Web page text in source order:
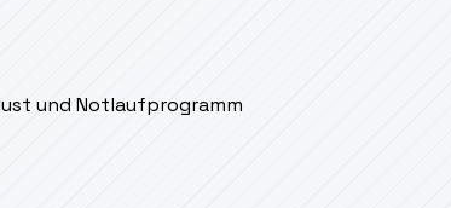
und Notlaufprogramm